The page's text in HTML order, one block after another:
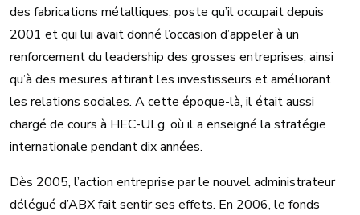
des fabrications métalliques, poste qu’il occupait depuis
2001 et qui lui avait donné l’occasion d’appeler à un
renforcement du leadership des grosses entreprises, ainsi
qu’à des mesures attirant les investisseurs et améliorant
les relations sociales. A cette époque-là, il était aussi
chargé de cours à HEC-ULg, où il a enseigné la stratégie
internationale pendant dix années.
Dès 2005, l’action entreprise par le nouvel administrateur
délégué d’ABX fait sentir ses effets. En 2006, le fonds